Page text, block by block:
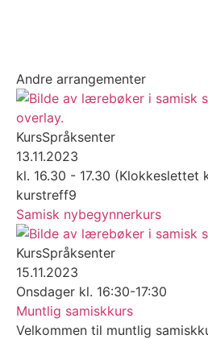
Andre arrangementer
KursSpråksenter
13.11.2023
kl. 16.30 - 17.30 (Klokkeslettet
kurstreff9
Samisk nybegynnerkurs
KursSpråksenter
15.11.2023
Onsdager kl. 16:30-17:30
Muntlig samiskkurs
Velkommen til muntlig